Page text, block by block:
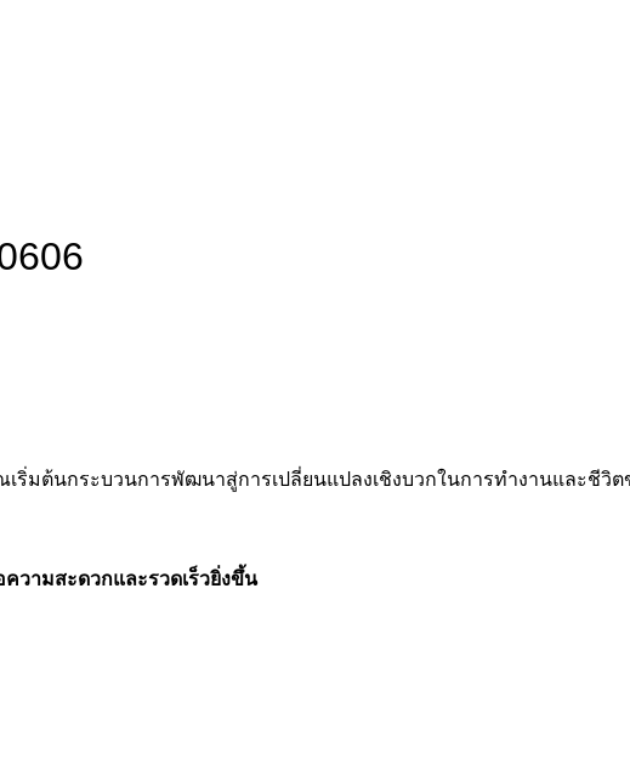
ริ่มต้นกระบวนการพัฒนาสู่การเปลี่ยนแปลงเชิงบวกในการทำงานและชีวิ
วามสะดวกและรวดเร็วยิ่งขึ้น